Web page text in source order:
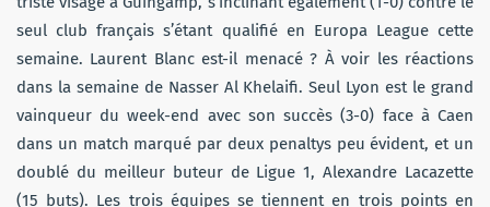
seul club français s’étant qualifié en Europa League cette
semaine. Laurent Blanc est-il menacé ? À voir les réactions
dans la semaine de Nasser Al Khelaifi. Seul Lyon est le grand
vainqueur du week-end avec son succès (3-0) face à Caen
dans un match marqué par deux penaltys peu évident, et un
doublé du meilleur buteur de Ligue 1, Alexandre Lacazette
(15 buts). Les trois équipes se tiennent en trois points en